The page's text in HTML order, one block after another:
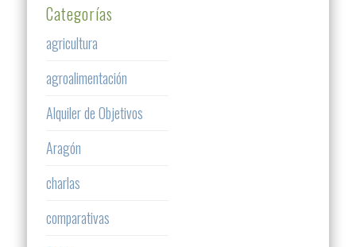
Categorías
agricultura
agroalimentación
Alquiler de Objetivos
Aragón
charlas
comparativas